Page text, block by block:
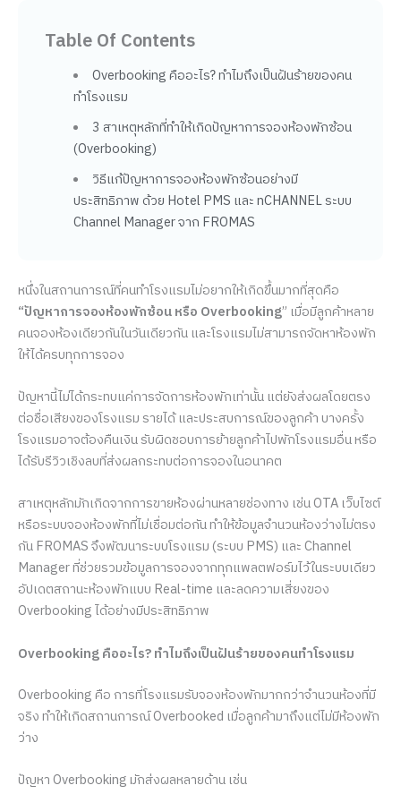
Table Of Contents
Overbooking คืออะไร? ทำไมถึงเป็นฝันร้ายของคน
ทำโรงแรม
3 สาเหตุหลักที่ทำให้เกิดปัญหาการจองห้องพักซ้อน
(Overbooking)
วิธีแก้ปัญหาการจองห้องพักซ้อนอย่างมี
ประสิทธิภาพ ด้วย Hotel PMS และ nCHANNEL ระบบ
Channel Manager จาก FROMAS
หนึ่งในสถานการณ์ที่คนทำโรงแรมไม่อยากให้เกิดขึ้นมากที่สุดคือ
“ปัญหาการจองห้องพักซ้อน หรือ Overbooking” เมื่อมีลูกค้าหลาย
คนจองห้องเดียวกันในวันเดียวกัน และโรงแรมไม่สามารถจัดหาห้องพัก
ให้ได้ครบทุกการจอง
ปัญหานี้ไม่ได้กระทบแค่การจัดการห้องพักเท่านั้น แต่ยังส่งผลโดยตรง
ต่อชื่อเสียงของโรงแรม รายได้ และประสบการณ์ของลูกค้า บางครั้ง
โรงแรมอาจต้องคืนเงิน รับผิดชอบการย้ายลูกค้าไปพักโรงแรมอื่น หรือ
ได้รับรีวิวเชิงลบที่ส่งผลกระทบต่อการจองในอนาคต
สาเหตุหลักมักเกิดจากการขายห้องผ่านหลายช่องทาง เช่น OTA เว็บไซต์
หรือระบบจองห้องพักที่ไม่เชื่อมต่อกัน ทำให้ข้อมูลจำนวนห้องว่างไม่ตรง
กัน FROMAS จึงพัฒนาระบบโรงแรม (ระบบ PMS) และ Channel
Manager ที่ช่วยรวมข้อมูลการจองจากทุกแพลตฟอร์มไว้ในระบบเดียว
อัปเดตสถานะห้องพักแบบ Real-time และลดความเสี่ยงของ
Overbooking ได้อย่างมีประสิทธิภาพ
Overbooking คืออะไร? ทำไมถึงเป็นฝันร้ายของคนทำโรงแรม
Overbooking คือ การที่โรงแรมรับจองห้องพักมากกว่าจำนวนห้องที่มี
จริง ทำให้เกิดสถานการณ์ Overbooked เมื่อลูกค้ามาถึงแต่ไม่มีห้องพัก
ว่าง
ปัญหา Overbooking มักส่งผลหลายด้าน เช่น